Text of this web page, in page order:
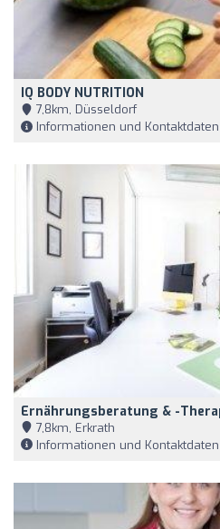
IQ BODY NUTRITION
7,8km, Düsseldorf
Informationen und
Ernährungsberatung & -
7,8km, Erkrath
Informationen und